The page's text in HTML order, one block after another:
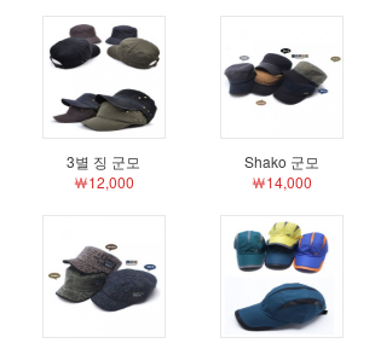
3별 징 군모
￦12,000
Shako 군모
￦14,000